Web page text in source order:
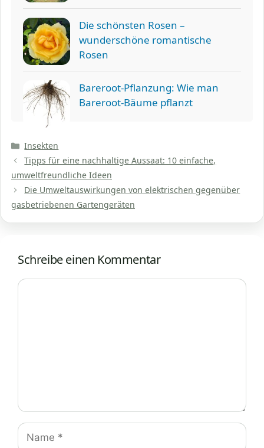
Die schönsten Rosen –
wunderschöne romantische
Rosen
Bareroot-Pflanzung: Wie man
Bareroot-Bäume pflanzt
Kategorien
Insekten
Tipps für eine nachhaltige Aussaat: 10 einfache,
umweltfreundliche Ideen
Die Umweltauswirkungen von elektrischen gegenüber
gasbetriebenen Gartengeräten
Schreibe einen Kommentar
Kommentar
Name